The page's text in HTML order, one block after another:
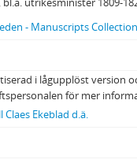
- Manuscripts
i lågupplöst version
för mer
Ekeblad d.ä.